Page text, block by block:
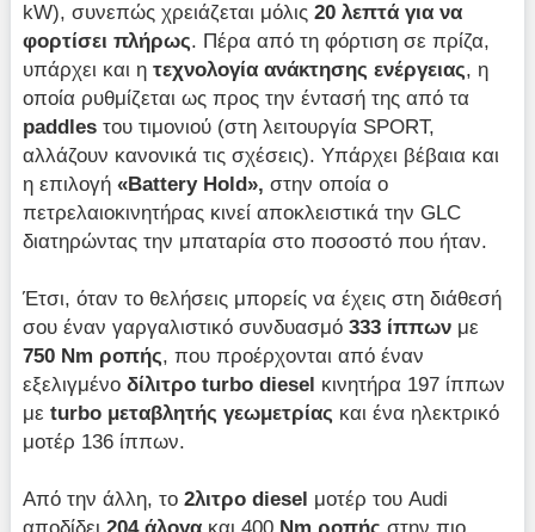
kW), συνεπώς χρειάζεται μόλις20 λεπτά για να
φορτίσει πλήρως. Πέρα από τη φόρτιση σε πρίζα,
υπάρχει και ητεχνολογία ανάκτησης ενέργειας, η
οποία ρυθμίζεται ως προς την έντασή της από τα
paddles του τιμονιού (στη λειτουργία SPORT,
αλλάζουν κανονικά τις σχέσεις). Υπάρχει βέβαια και
η επιλογή«Βattery Hold», στην οποία ο
πετρελαιοκινητήρας κινεί αποκλειστικά την GLC
διατηρώντας την μπαταρία στο ποσοστό που ήταν.
Έτσι, όταν το θελήσεις μπορείς να έχεις στη διάθεσή
σου έναν γαργαλιστικό συνδυασμό333 ίππων με
750 Nm ροπής, που προέρχονται από έναν
εξελιγμένοδίλιτρο turbo diesel
κινητήρα 197 ίππων
μεturbo μεταβλητής γεωμετρίας και ένα ηλεκτρικό
μοτέρ 136 ίππων.
Από την άλλη, το2λιτρο diesel
μοτέρ του Audi
αποδίδει204 άλογα και 400 Nm ροπής στην πιο